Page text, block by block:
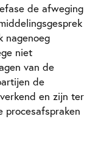
de afweging
nagenoeg
niet
van de
de
en zijn ter
procesafspraken